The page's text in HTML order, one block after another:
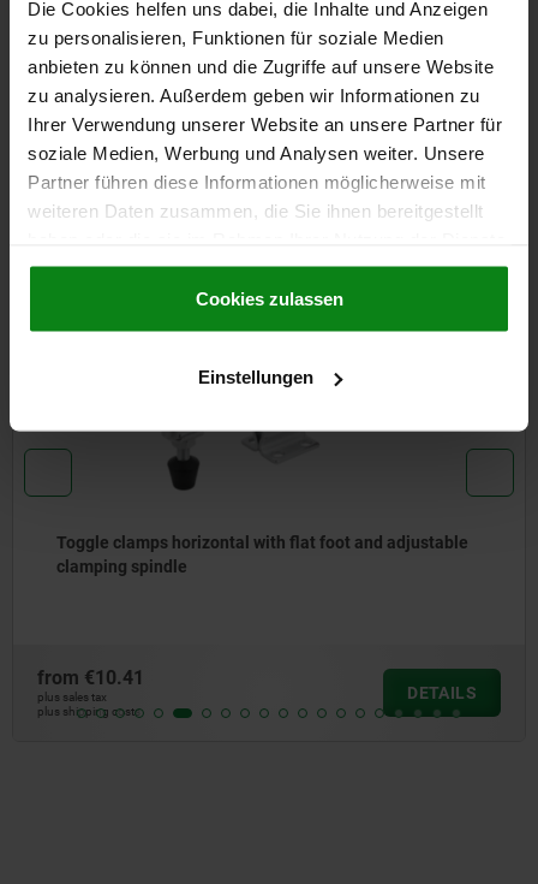
Die Cookies helfen uns dabei, die Inhalte und Anzeigen
zu personalisieren, Funktionen für soziale Medien
anbieten zu können und die Zugriffe auf unsere Website
zu analysieren. Außerdem geben wir Informationen zu
Ihrer Verwendung unserer Website an unsere Partner für
soziale Medien, Werbung und Analysen weiter. Unsere
Partner führen diese Informationen möglicherweise mit
weiteren Daten zusammen, die Sie ihnen bereitgestellt
gesammelt haben.Cookie Richtlinien
Datenschutz|AGB
Cookies zulassen
Einstellungen
DETAILS
CAD
DOWNLOADS
Toggle clamps horizontal with flat foot and adjustable
clamping spindle
from €10.41
plus sales tax
plus shipping costs
DETAILS